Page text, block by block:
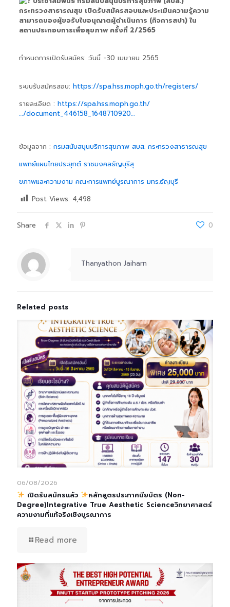
กระทรวงสาธารณสุข เปิดรับสมัครสอบและประเมินความรู้ความ
สามารถของผู้ขอรับใบอนุญาตผู้ดำเนินการ (กิจการสปา) ใน
สถานประกอบการเพื่อสุขภาพ ครั้งที่ 2/2565
กำหนดการเปิดรับสมัคร: วันนี้ -30 เมษายน 2565
ระบบรับสมัครสอบ: https://spa.hss.moph.go.th/registers/
รายละเอียด : https://spa.hss.moph.go.th/
…/document_446158_1648710920…
ข้อมูลจาก : กรมสนับสนุนบริการสุขภาพ สบส. กระทรวงสาธารณสุข
แพทย์แผนไทยประยุกต์ ราชมงคลธัญบุรีสุ
ขภาพและความงาม คณะการแพทย์บูรณาการ มทร.ธัญบุรี
Post Views: 4,498
Share 0
Thanyathon Jaiharn
Related posts
06/08/2026
เปิดรับสมัครแล้ว
หลักสูตรประกาศนียบัตร (Non-
Degree)Integrative True Aesthetic Scienceวิทยาศาสตร์
ความงามที่แท้จริงเชิงบูรณาการ
Read more